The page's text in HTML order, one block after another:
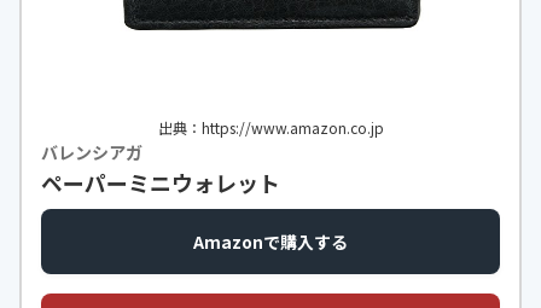
出典：https://www.amazon.co.jp
バレンシアガ
ペーパーミニウォレット
Amazonで購入する